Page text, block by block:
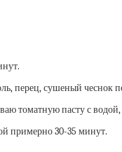
перец, сушеный чеснок
пасту с водой,
примерно 30-35 минут.